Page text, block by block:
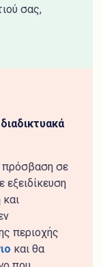
σας,
πρόσβαση σε
περιοχής
και θα